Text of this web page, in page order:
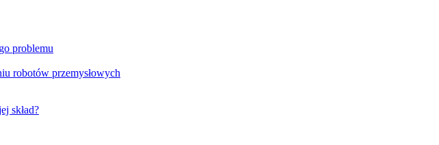
problemu
robotów przemysłowych
skład?